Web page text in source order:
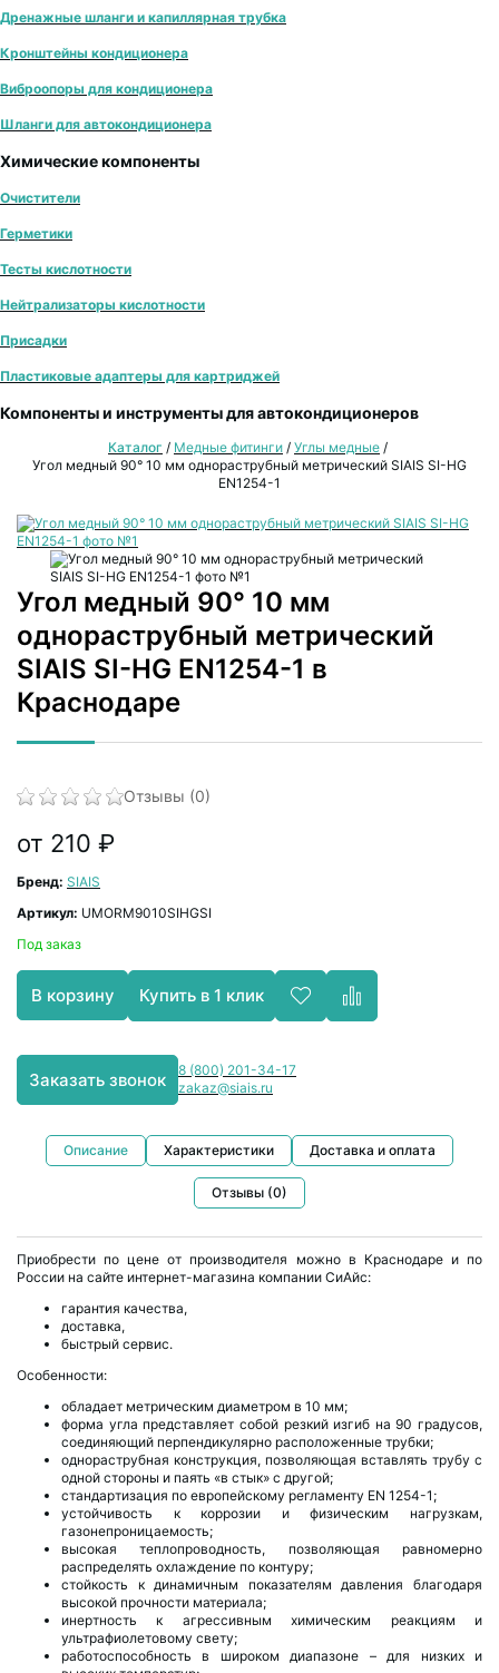
Дренажные шланги и капиллярная трубка
Кронштейны кондиционера
Виброопоры для кондиционера
Шланги для автокондиционера
Химические компоненты
Очистители
Герметики
Тесты кислотности
Нейтрализаторы кислотности
Присадки
Пластиковые адаптеры для картриджей
Компоненты и инструменты для автокондиционеров
Каталог / Медные фитинги / Углы медные /
Угол медный 90° 10 мм однораструбный метрический SIAIS SI-HG
EN1254-1
Угол медный 90° 10 мм
однораструбный метрический
SIAIS SI-HG EN1254-1 в
Краснодаре
Отзывы (0)
от 210 ₽
Бренд: SIAIS
Артикул: UMORM9010SIHGSI
Под заказ
В корзину Купить в 1 клик
Заказать звонок
8 (800) 201-34-17
zakaz@siais.ru
Описание Характеристики Доставка и оплата
Отзывы (0)
Приобрести по цене от производителя можно в Краснодаре и по
России на сайте интернет-магазина компании СиАйс:
гарантия качества,
доставка,
быстрый сервис.
Особенности:
обладает метрическим диаметром в 10 мм;
форма угла представляет собой резкий изгиб на 90 градусов,
соединяющий перпендикулярно расположенные трубки;
однораструбная конструкция, позволяющая вставлять трубу с
одной стороны и паять «в стык» с другой;
стандартизация по европейскому регламенту EN 1254-1;
устойчивость к коррозии и физическим нагрузкам,
газонепроницаемость;
высокая теплопроводность, позволяющая равномерно
распределять охлаждение по контуру;
стойкость к динамичным показателям давления благодаря
высокой прочности материала;
инертность к агрессивным химическим реакциям и
ультрафиолетовому свету;
работоспособность в широком диапазоне – для низких и